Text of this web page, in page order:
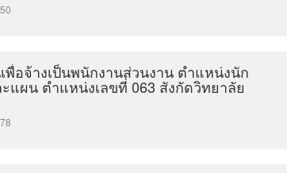
อจ้างเป็นพนักงานส่วนงาน ตำแหน่งนัก
แผน ตำแหน่งเลขที่ 063 สังกัดวิทยาลัย